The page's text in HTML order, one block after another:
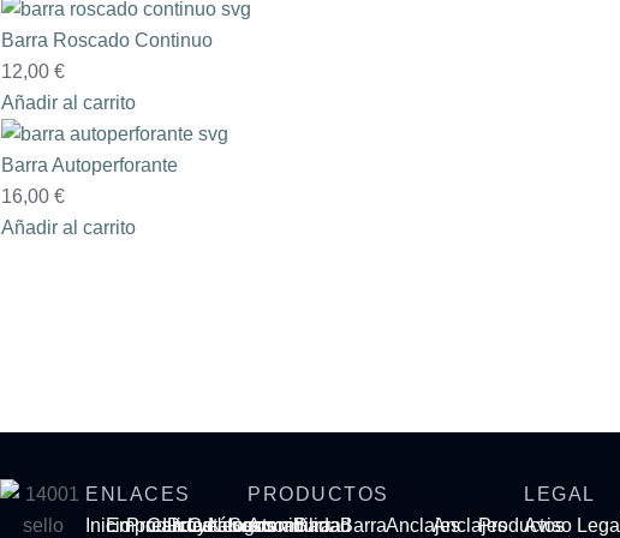
Barra Roscado Continuo
12,00 €
Añadir al carrito
Barra Autoperforante
16,00 €
Añadir al carrito
ENLACES
Inicio
Empresa
Productos
Calidad
Proyectos
Catálogos
Newsroom
Sostenibilidad
PRODUCTOS
Armadura
BarraBarraAnclajesAnclajesProductos
LEGAL
Aviso Legal